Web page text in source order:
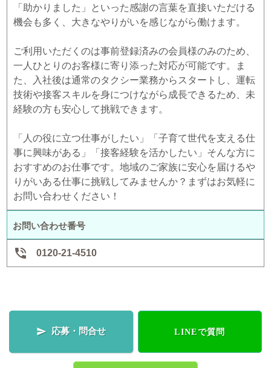
「助かりました」といった感謝の言葉を直接いただける
機会も多く、大きなやりがいを感じながら働けます。
ご利用いただくのは事前登録済みの会員様のみのため、
一人ひとりのお客様に寄り添った対応が可能です。ま
た、入社後は通常のタクシー業務からスタートし、運転
技術や接客スキルを身につけながら成長できるため、未
経験の方も安心して挑戦できます。
「人の役に立つ仕事がしたい」「子育て世代を支える仕
事に興味がある」「接客経験を活かしたい」そんな方に
おすすめのお仕事です。地域のご家族に安心を届けるや
りがいある仕事に挑戦してみませんか？まずはお気軽に
お問い合わせください！
お問い合わせ番号
 0120-21-4510
 応募・問合せ LINEで質問